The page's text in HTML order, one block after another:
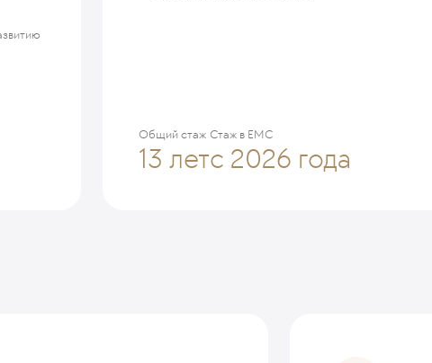
Общий стаж
13 лет
Стаж в ЕМС
с 2026 года